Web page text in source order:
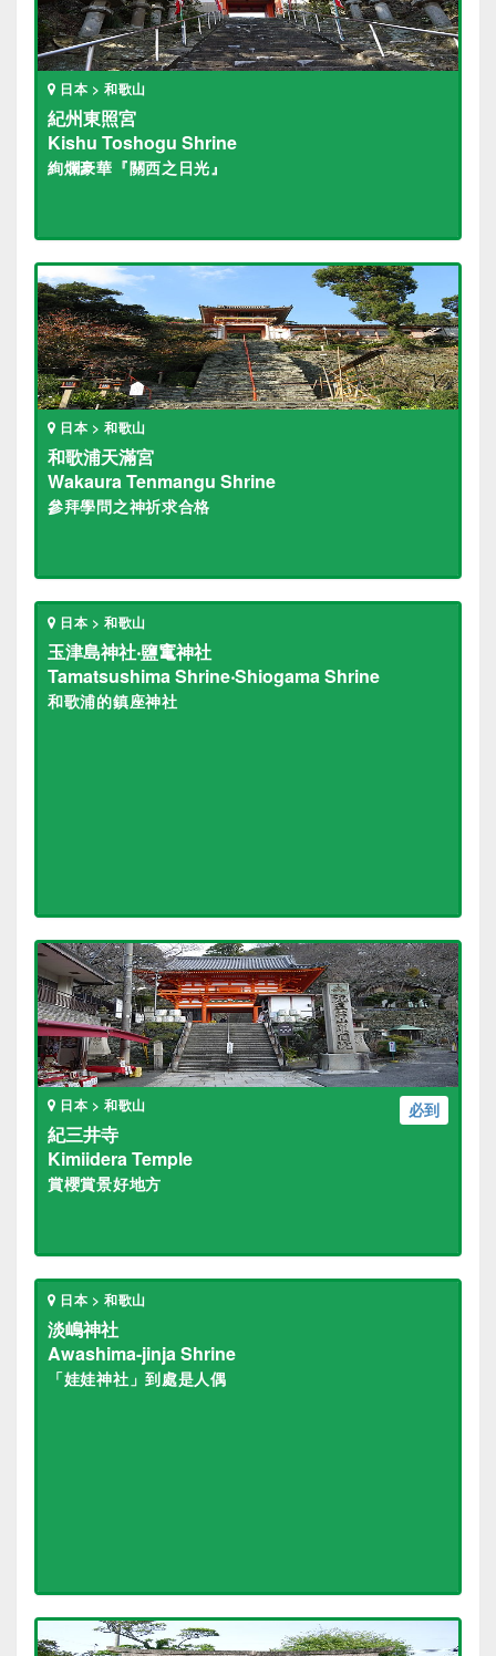
日本 > 和歌山
紀州東照宮
Kishu Toshogu Shrine
絢爛豪華『關西之日光』
日本 > 和歌山
和歌浦天滿宮
Wakaura Tenmangu Shrine
參拜學問之神祈求合格
日本 > 和歌山
玉津島神社‧鹽竃神社
Tamatsushima Shrine‧Shiogama Shrine
和歌浦的鎮座神社
必到
日本 > 和歌山
紀三井寺
Kimiidera Temple
賞櫻賞景好地方
日本 > 和歌山
淡嶋神社
Awashima-jinja Shrine
「娃娃神社」到處是人偶